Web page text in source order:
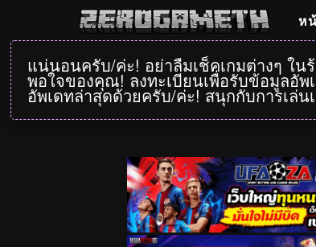
ห
แน่นอนครับ/ค่ะ! อย่าลืมเช็คเกมต่างๆ ใน
พอใจของคุณ! ลงทะเบียนเพื่อรับข้อมูลอั
อัพเดทล่าสุดด้วยครับ/ค่ะ! สนุกกับการเล่น